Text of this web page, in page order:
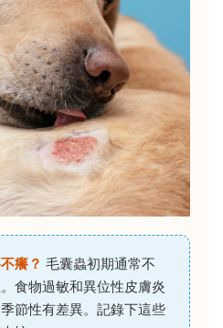
癢？ 毛囊蟲初期通常不
食物過敏和異位性皮膚炎
節性有差異。記錄下這些